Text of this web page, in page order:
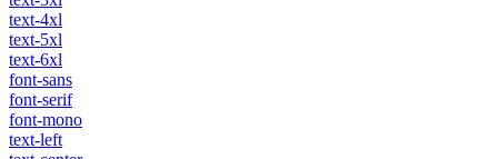
text-4xl
text-5xl
text-6xl
font-sans
font-serif
font-mono
text-left